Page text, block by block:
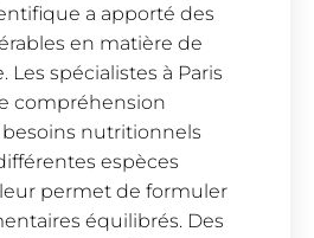
a apporté des
en matière de
spécialistes à Paris
compréhension
nutritionnels
espèces
permet de formuler
équilibrés. Des